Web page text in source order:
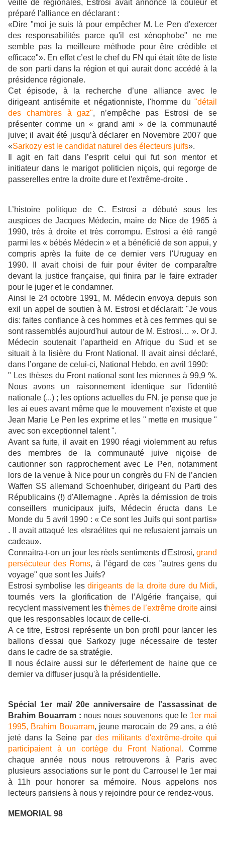
veille de régionales, Estrosi avait annoncé la couleur et
préparé l'alliance en déclarant :
«Dire "moi je suis là pour empêcher M. Le Pen d'exercer
des responsabilités parce qu'il est xénophobe" ne me
semble pas la meilleure méthode pour être crédible et
efficace"». En effet c’est le chef du FN qui était tête de liste
de son parti dans la région et qui aurait donc accédé à la
présidence régionale.
Cet épisode, à la recherche d’une alliance avec le
dirigeant antisémite et négationniste, l'homme du "détail
des chambres à gaz", n’empêche pas Estrosi de se
présenter comme un « grand ami » de la communauté
juive; il avait été jusqu’à déclarer en Novembre 2007 que
«Sarkozy est le candidat naturel des électeurs juifs».
Il agit en fait dans l’esprit celui qui fut son mentor et
initiateur dans le marigot politicien niçois, qui regorge de
passerelles entre la droite dure et l'extrême-droite .
L’histoire politique de C. Estrosi a débuté sous les
auspices de Jacques Médecin, maire de Nice de 1965 à
1990, très à droite et très corrompu. Estrosi a été rangé
parmi les « bébés Médecin » et a bénéficié de son appui, y
compris après la fuite de ce dernier vers l'Uruguay en
1990. Il avait choisi de fuir pour éviter de comparaître
devant la justice française, qui finira par le faire extrader
pour le juger et le condamner.
Ainsi le 24 octobre 1991, M. Médecin envoya depuis son
exil un appel de soutien à M. Estrosi et déclarait: "Je vous
dis: faites confiance à ces hommes et à ces femmes qui se
sont rassemblés aujourd'hui autour de M. Estrosi… ». Or J.
Médecin soutenait l’apartheid en Afrique du Sud et se
situait à la lisière du Front National. Il avait ainsi déclaré,
dans l’organe de celui-ci, National Hebdo, en avril 1990:
" Les thèses du Front national sont les miennes à 99,9 %.
Nous avons un raisonnement identique sur l'identité
nationale (...) ; les options actuelles du FN, je pense que je
les ai eues avant même que le mouvement n'existe et que
Jean Marie Le Pen les exprime et les " mette en musique "
avec son exceptionnel talent ".
Avant sa fuite, il avait en 1990 réagi violemment au refus
des membres de la communauté juive niçoise de
cautionner son rapprochement avec Le Pen, notamment
lors de la venue à Nice pour un congrès du FN de l’ancien
Waffen SS allemand Schoenhuber, dirigeant du Parti des
Républicains (!) d'Allemagne . Après la démission de trois
conseillers municipaux juifs, Médecin éructa dans Le
Monde du 5 avril 1990 : « Ce sont les Juifs qui sont partis»
. Il avait attaqué les «Israélites qui ne refusaient jamais un
cadeau».
Connaitra-t-on un jour les réels sentiments d'Estrosi, grand
persécuteur des Roms, à l’égard de ces "autres gens du
voyage" que sont les Juifs?
Estrosi symbolise lesdirigeants de la droite dure du Midi,
tournés vers la glorification de l’Algérie française, qui
recyclent massivement les thèmes de l’extrême droite ainsi
que les responsables locaux de celle-ci.
A ce titre, Estrosi représente un bon profil pour lancer les
ballons d'essai que Sarkozy juge nécessaire de tester
dans le cadre de sa stratégie.
Il nous éclaire aussi sur le déferlement de haine que ce
dernier va diffuser jusqu'à la présidentielle.
Spécial 1er mai/ 20e anniversaire de l'assassinat de
Brahim Bouarram : nous nous souvenons que le 1er mai
1995, Brahim Bouarram, jeune marocain de 29 ans, a été
jeté dans la Seine par des militants d'extrême-droite qui
participaient à un cortège du Front National. Comme
chaque année nous nous retrouverons à Paris avec
plusieurs associations sur le pont du Carrousel le 1er mai
à 11h pour honorer sa mémoire. Nous appelons nos
lecteurs parisiens à nous y rejoindre pour ce rendez-vous.
MEMORIAL 98